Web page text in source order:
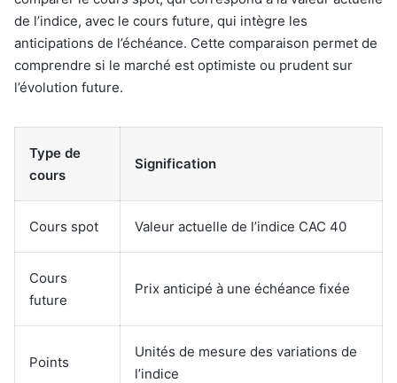
de l’indice, avec le cours future, qui intègre les
anticipations de l’échéance. Cette comparaison permet de
comprendre si le marché est optimiste ou prudent sur
l’évolution future.
Type de
cours
Signification
Cours spot Valeur actuelle de l’indice CAC 40
Cours
future
Prix anticipé à une échéance fixée
Points
Unités de mesure des variations de
l’indice